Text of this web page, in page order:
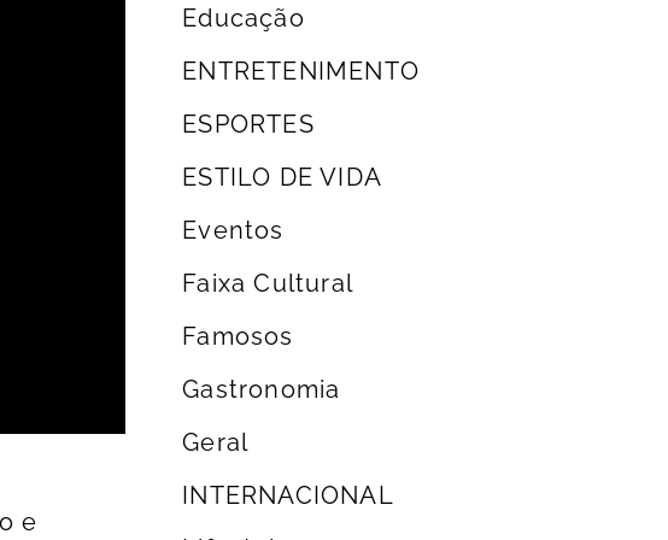
e
Educação
ENTRETENIMENTO
ESPORTES
ESTILO DE VIDA
Eventos
Faixa Cultural
Famosos
Gastronomia
Geral
INTERNACIONAL